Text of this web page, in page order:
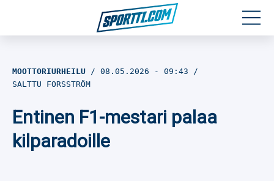
Jalkapallo
Yleisurheilu
MOOTTORIURHEILU 08.05.2026 - 09:43
SALTTU FORSSTRÖM
Entinen F1-mestari palaa
kilparadoille